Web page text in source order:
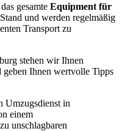
gesamte Equipment für
und werden regelmäßig
Transport zu
stehen wir Ihnen
geben Ihnen wertvolle Tipps
Umzugsdienst in
einem
unschlagbaren